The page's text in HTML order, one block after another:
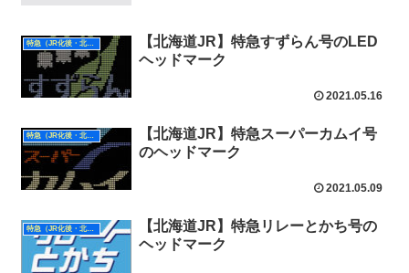
特急（JR化後・北海道）
【北海道JR】特急すずらん号のLED
ヘッドマーク
2021.05.16
特急（JR化後・北海道）
【北海道JR】特急スーパーカムイ号
のヘッドマーク
2021.05.09
【北海道JR】特急リレーとかち号の
ヘッドマーク